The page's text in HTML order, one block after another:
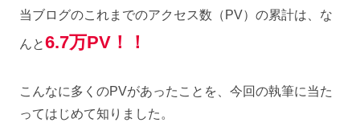
当ブログのこれまでのアクセス数（PV）の累計は、な
んと6.7万PV！！
こんなに多くのPVがあったことを、今回の執筆に当た
ってはじめて知りました。